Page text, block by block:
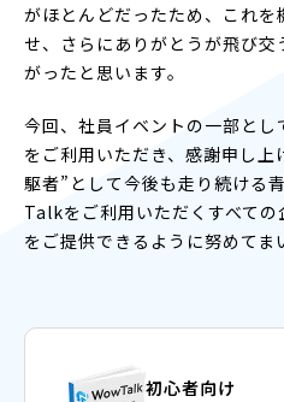
がほとんどだったため、これ
せ、さらにありがとうが飛び
がったと思います。
今回、社員イベントの一部と
をご利用いただき、感謝申し上
駆者”として今後も走り続ける
Talkをご利用いただくすべて
をご提供できるように努めてま
初心者向け